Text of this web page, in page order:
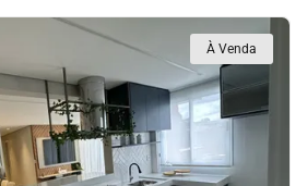
À Venda